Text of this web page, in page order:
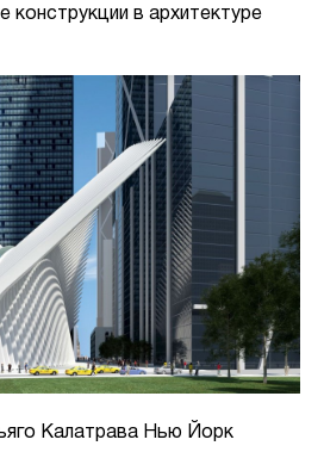
конструкции в архитектуре
Калатрава Нью Йорк